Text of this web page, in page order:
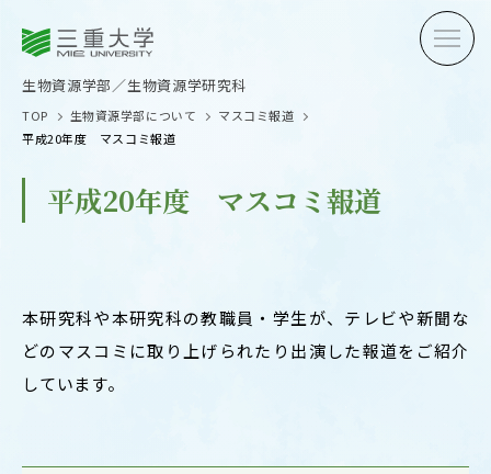
生物資源学部 生物資源学研究科
卒業生の方へ 企業・
TOP 生物資源学部について
マスコミ報道
平成20年度 マスコミ報道
平成20年度 マスコミ報道
本研究科や本研究科の教職員・学生が、テレビや新聞な
どのマスコミに取り上げられたり出演した報道をご紹介
しています。